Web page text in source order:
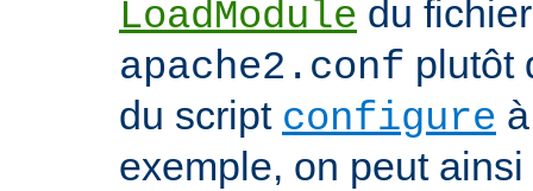
LoadModule du
apache2.conf plutôt
du script configure
exemple, on peut